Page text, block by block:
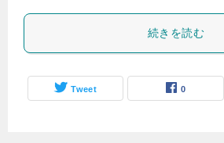
続きを読む
Tweet 0